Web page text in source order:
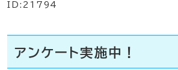
ID:21794
アンケート実施中！